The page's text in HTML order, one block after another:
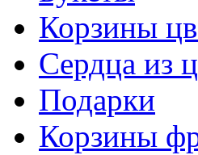
Корзины
Сердца из
Подарки
Корзины